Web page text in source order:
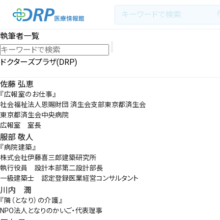
栄養健康レシピ
健康川柳
DRP医療情報館とは?
執筆者一覧
ドクターズプラザ(DRP)
佐藤 弘恵
『広報室のお仕事』
社会福祉法人恩賜財団 済生会支部東京都済生会
東京都済生会中央病院
広報室 室長
服部 敬人
『病院建築』
株式会社伊藤喜三郎建築研究所
執行役員 設計本部第二設計部長
一級建築士 認定登録医業経営コンサルタント
川内 潤
『隣（となり）の介護』
NPO法人となりのかいご・代表理事